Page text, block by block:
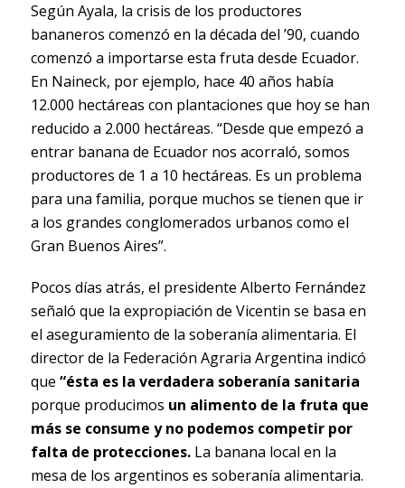
Según Ayala, la crisis de los productores
bananeros comenzó en la década del ’90, cuando
comenzó a importarse esta fruta desde Ecuador.
En Naineck, por ejemplo, hace 40 años había
12.000 hectáreas con plantaciones que hoy se han
reducido a 2.000 hectáreas. “Desde que empezó a
entrar banana de Ecuador nos acorraló, somos
productores de 1 a 10 hectáreas. Es un problema
para una familia, porque muchos se tienen que ir
a los grandes conglomerados urbanos como el
Gran Buenos Aires”.
Pocos días atrás, el presidente Alberto Fernández
señaló que la expropiación de Vicentin se basa en
el aseguramiento de la soberanía alimentaria. El
director de la Federación Agraria Argentina indicó
que “ésta es la verdadera soberanía sanitaria
porque producimos un alimento de la fruta que
más se consume y no podemos competir por
falta de protecciones. La banana local en la
mesa de los argentinos es soberanía alimentaria.